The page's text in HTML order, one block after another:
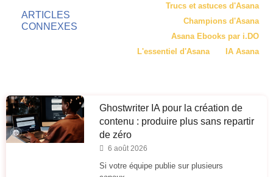
ARTICLES
CONNEXES
Trucs et astuces d'Asana
Champions d'Asana
Asana Ebooks par i.DO
L'essentiel d'Asana
IA Asana
Ghostwriter IA pour la création de
contenu : produire plus sans repartir
de zéro
6 août 2026
Si votre équipe publie sur plusieurs